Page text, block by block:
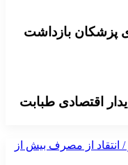
پزشکان بازداشت
اقتصادی طبابت
انتقاد از مصرف بیش از